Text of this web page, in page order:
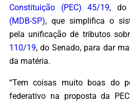
Constituição (PEC) 45/19, do
(MDB-SP), que simplifica o
pela unificação de tributos
110/19, do Senado, para dar
da matéria.
“Tem coisas muito boas do
federativo na proposta da